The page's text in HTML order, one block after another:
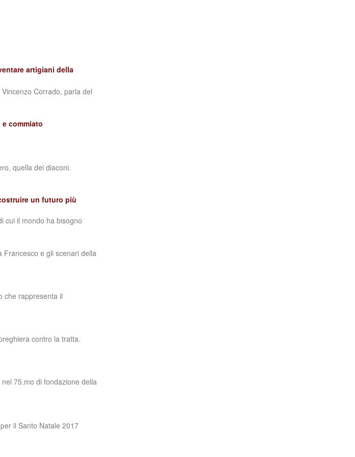
artigiani della
Corrado, parla del
commiato
quella dei diaconi.
un futuro più
cui il mondo ha bisogno
Francesco e gli scenari della
che rappresenta il
contro la tratta.
75.mo di fondazione della
il Santo Natale 2017